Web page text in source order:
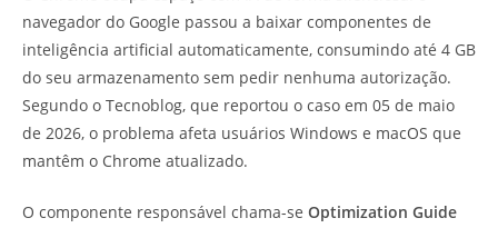
navegador do Google passou a baixar componentes de
inteligência artificial automaticamente, consumindo até 4 GB
do seu armazenamento sem pedir nenhuma autorização.
Segundo o Tecnoblog, que reportou o caso em 05 de maio
de 2026, o problema afeta usuários Windows e macOS que
mantêm o Chrome atualizado.
O componente responsável chama-se Optimization Guide